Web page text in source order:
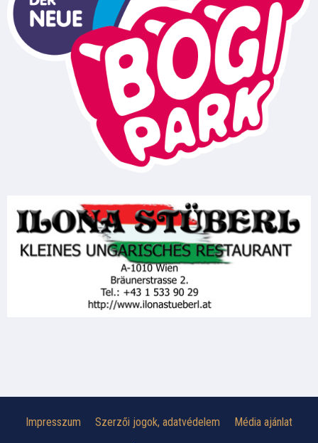
Impresszum Szerzői jogok, adatvédelem Média ajánlat